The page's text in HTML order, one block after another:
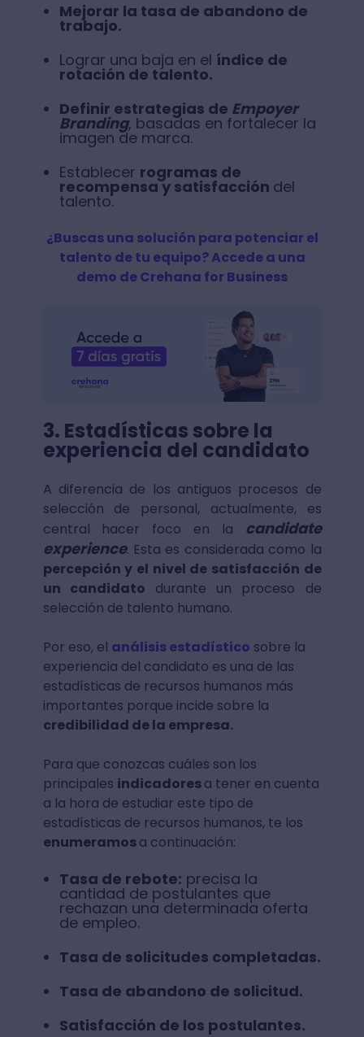
Mejorar la tasa de abandono de
trabajo.
Lograr una baja en el índice de
rotación de talento.
Definir estrategias de Empoyer
Branding, basadas en fortalecer la
imagen de marca.
Establecer rogramas de
recompensa y satisfacción del
talento.
¿Buscas una solución para potenciar el
talento de tu equipo? Accede a una
demo de Crehana for Business
3. Estadísticas sobre la
experiencia del candidato
A diferencia de los antiguos procesos de
selección de personal, actualmente, es
central hacer foco en la
candidate
experience. Esta es considerada como la
percepción y el nivel de satisfacción de
un candidato durante un proceso de
selección de talento humano.
Por eso, el análisis estadístico sobre la
experiencia del candidato es una de las
estadísticas de recursos humanos más
importantes porque incide sobre la
credibilidad de la empresa.
Para que conozcas cuáles son los
principales indicadoresa tener en cuenta
a la hora de estudiar este tipo de
estadísticas de recursos humanos, te los
enumeramosa continuación:
Tasa de rebote: precisa la
cantidad de postulantes que
rechazan una determinada oferta
de empleo.
Tasa de solicitudes completadas.
Tasa de abandono de solicitud.
Satisfacción de los postulantes.